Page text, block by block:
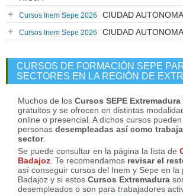
Cursos Inem Sepe 2026 CIUDAD
Cursos Inem Sepe 2026 CIUDAD
CURSOS DE FORMACIÓN SEPE
SECTORES EN LA REGIÓN DE
Muchos de los Cursos SEPE Extremadura
gratuitos y se ofrecen en distintas
online o presencial. A dichos cursos
personas desempleadas así como
sector.
Se puede consultar en la página la lista de
Badajoz . Te recomendamos revisar el
así conseguir cursos del Inem y Sepe en la
Badajoz y si estos Cursos Extremadura
desempleados o son para trabajadores